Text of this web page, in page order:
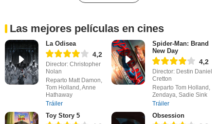
Las mejores películas en cines
La Odisea
4,2
Director: Christopher
Nolan
Reparto Matt Damon,
Tom Holland, Anne
Hathaway
Tráiler
Spider-Man: Brand
New Day
4,2
Director: Destin Daniel
Cretton
Reparto Tom Holland,
Zendaya, Sadie Sink
Tráiler
Toy Story 5 Obsession